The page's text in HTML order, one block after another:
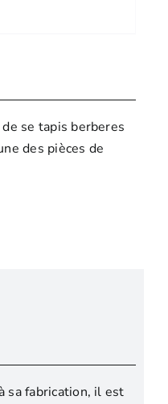
se tapis berberes
des pièces de
sa fabrication, il est